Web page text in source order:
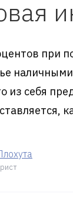
при
из себя